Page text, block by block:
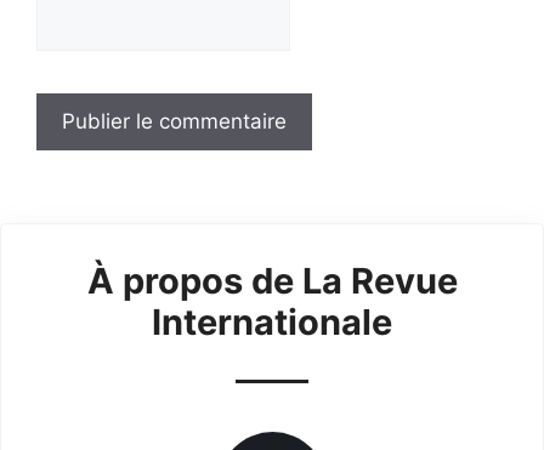
À propos de La Revue
Internationale